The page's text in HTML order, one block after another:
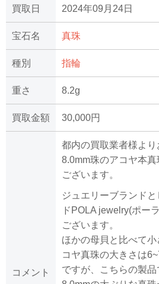
買取日 2024年09月24日
宝石名 真珠
種別 指輪
重さ 8.2g
買取金額 30,000円
コメント
都内の買取業者様よ
8.0mm珠のアコヤ本
ございます。
ジュエリーブランド
ドPOLA jewelry(ポー
ございます。
ほかの母貝と比べて
コヤ真珠の大きさは
ですが、こちらの製